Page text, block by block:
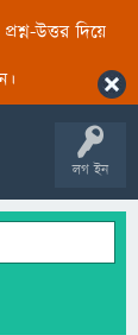
উত্তর দিয়ে
লগ ইন